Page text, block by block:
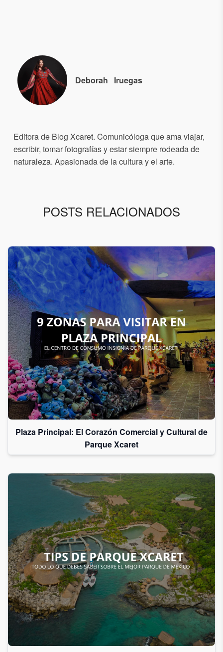
Deborah Iruegas
Editora de Blog Xcaret. Comunicóloga que ama viajar,
escribir, tomar fotografías y estar siempre rodeada de
naturaleza. Apasionada de la cultura y el arte.
POSTS RELACIONADOS
Plaza Principal: El Corazón Comercial y Cultural de
Parque Xcaret